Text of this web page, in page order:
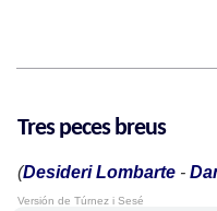
Tres peces breus
(Desideri Lombarte -
Versión de Túrnez i Sesé